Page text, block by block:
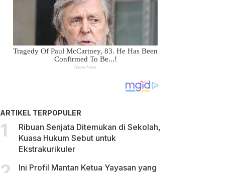
ARTIKEL TERPOPULER
Ribuan Senjata Ditemukan di Sekolah,
Kuasa Hukum Sebut untuk
Ekstrakurikuler
Ini Profil Mantan Ketua Yayasan yang